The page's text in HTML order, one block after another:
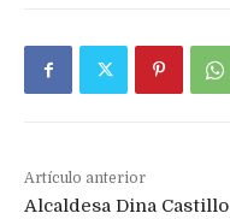
Artículo anterior
Alcaldesa Dina Castillo